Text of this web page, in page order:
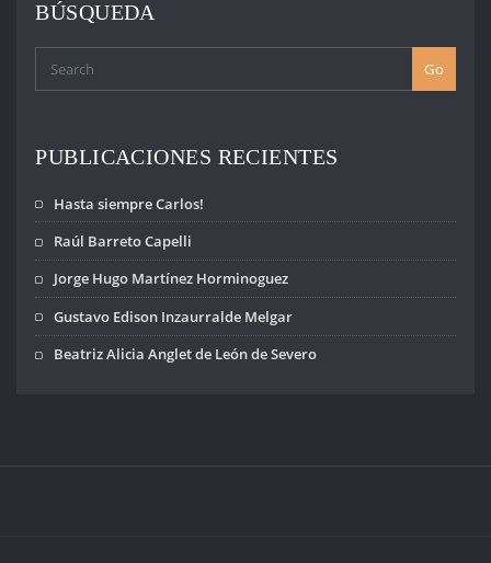
Uruguayo
continúa
dictando
Derecho
los Derechos
Humanos,
desconociendo
que…
BÚSQUEDA
Go
PUBLICACIONES RECIENTES
Hasta siempre Carlos!
Raúl Barreto Capelli
Jorge Hugo Martínez Horminoguez
Gustavo Edison Inzaurralde Melgar
Beatriz Alicia Anglet de León de Severo